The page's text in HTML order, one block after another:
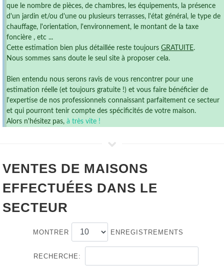
que le nombre de pièces, de chambres, les équipements, la présence
d'un jardin et/ou d'une ou plusieurs terrasses, l'état général, le type de
chauffage, l'orientation, l'environnement, le montant de la taxe
foncière , etc ...
Cette estimation bien plus détaillée reste toujours GRATUITE.
Nous sommes sans doute le seul site à proposer cela.
Bien entendu nous serons ravis de vous rencontrer pour une
estimation réelle (et toujours gratuite !) et vous faire bénéficier de
l'expertise de nos professionnels connaissant parfaitement ce secteur
et qui pourront tenir compte des spécificités de votre maison.
Alors n'hésitez pas, à très vite !
VENTES DE MAISONS
EFFECTUÉES DANS LE
SECTEUR
MONTRER ENREGISTREMENTS
RECHERCHE: